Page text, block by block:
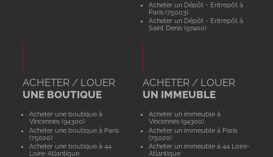
Acheter un Dépôt - Entrepôt à
Paris (75003)
Acheter un Dépôt - Entrepôt à
Saint Denis (97400)
ACHETER / LOUER
UNE BOUTIQUE
Acheter une boutique à
Vincennes (94300)
Acheter une boutique à Paris
(75020)
Acheter une boutique à 44
Loire-Atlantique
ACHETER / LOUER
UN IMMEUBLE
Acheter un immeuble à
Vincennes (94300)
Acheter un immeuble à Paris
(75020)
Acheter un immeuble à 44 Loire-
Atlantique